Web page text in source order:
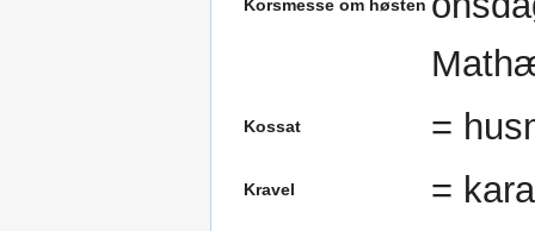
Korsmesse om høsten
Kossat =
Kravel =